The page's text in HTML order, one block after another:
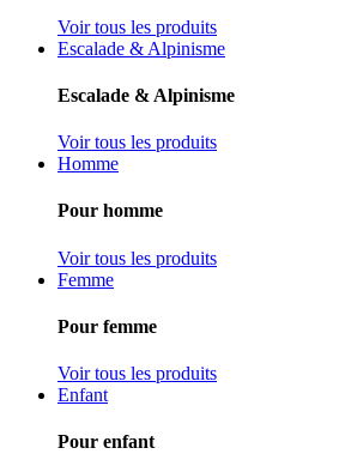
Voir tous les produits
Escalade & Alpinisme
Escalade & Alpinisme
Voir tous les produits
Homme
Pour homme
Voir tous les produits
Femme
Pour femme
Voir tous les produits
Enfant
Pour enfant